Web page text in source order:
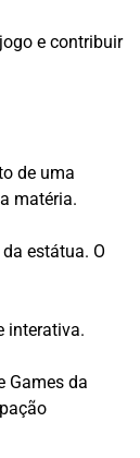
e contribuir
de uma
matéria.
estátua. O
interativa.
Games da